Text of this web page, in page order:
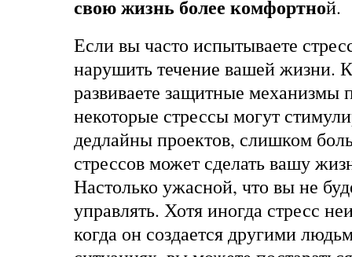
свою жизнь более комфортной.
Если вы часто испытываете
нарушить течение вашей жизни.
развиваете защитные механизмы
некоторые стрессы могут
дедлайны проектов, слишком
стрессов может сделать вашу
Настолько ужасной, что вы не
управлять. Хотя иногда стресс
когда он создается другими